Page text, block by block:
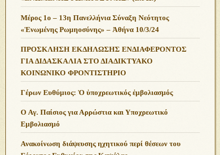
Μέρος 1ο – 13η Πανελλήνια Σύναξη Νεότητος
«Ἑνωμένης Ρωμηοσύνης» – Ἀθήνα 10/3/24
ΠΡΟΣΚΛΗΣΗ ΕΚΔΗΛΩΣΗΣ ΕΝΔΙΑΦΕΡΟΝΤΟΣ
ΓΙΑ ΔΙΔΑΣΚΑΛΙΑ ΣΤΟ ΔΙΑΔΙΚΤΥΑΚΟ
ΚΟΙΝΩΝΙΚΟ ΦΡΟΝΤΙΣΤΗΡΙΟ
Γέρων Ευθύμιος: Ὁ ὑποχρεωτικός ἐμβολιασμός
Ο Αγ. Παίσιος για Αρρώστια και Υποχρεωτικό
Εμβολιασμό
Ανακοίνωση διάψευσης ηχητικού περί θέσεων του